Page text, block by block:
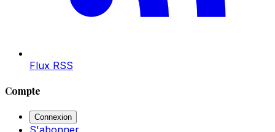
Flux RSS
Compte
Connexion